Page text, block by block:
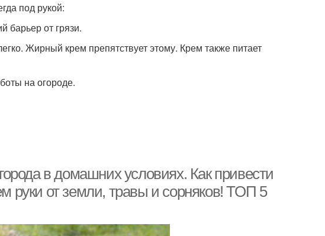
под рукой:
барьер от грязи.
Жирный крем препятствует этому. Крем также питает
на огороде.
в домашних условиях. Как привести
руки от земли, травы и сорняков! ТОП 5